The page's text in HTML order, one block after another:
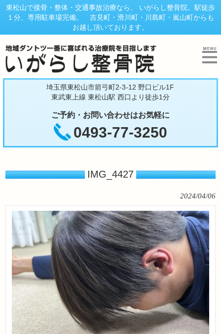
東松山で接骨・整体・交通事故治療なら、 いがらし整骨院。駅徒歩
１分、専用駐車場完備。 吉見町・滑川町・川島町・嵐山町からも
お越し頂いております。
埼玉県東松山市箭弓町2-3-12 野口ビル1F
東武東上線 東松山駅 西口より徒歩1分
ご予約・お問い合わせはお気軽に
0493-77-3250
IMG_4427
2024/04/06